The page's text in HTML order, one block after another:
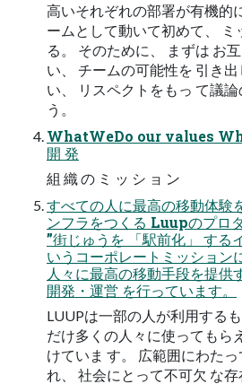
高いそれぞれの部署が有機的
ームとして動いて初めて、 ミ
る。 そのために、 まずは お
い、 チームの可能性を 引き
い、 リスペクトをもっ て議
う。
WhatWeDo our values
開 発
組 織 の ミ ッ シ ョ ン
すべての人に最高の移動体験
ンフラをつくる Luupのプロ
”街じゅうを 「駅前化」 する
いうコーポレートミッション
人々に最高の移動手段を提供
開発・運営 を行っています。
LUUPは一部の人が利用する
だけ多くの人々に使ってもら
けていま す。 広範囲にわた
れ、 社会にとって不可欠 な